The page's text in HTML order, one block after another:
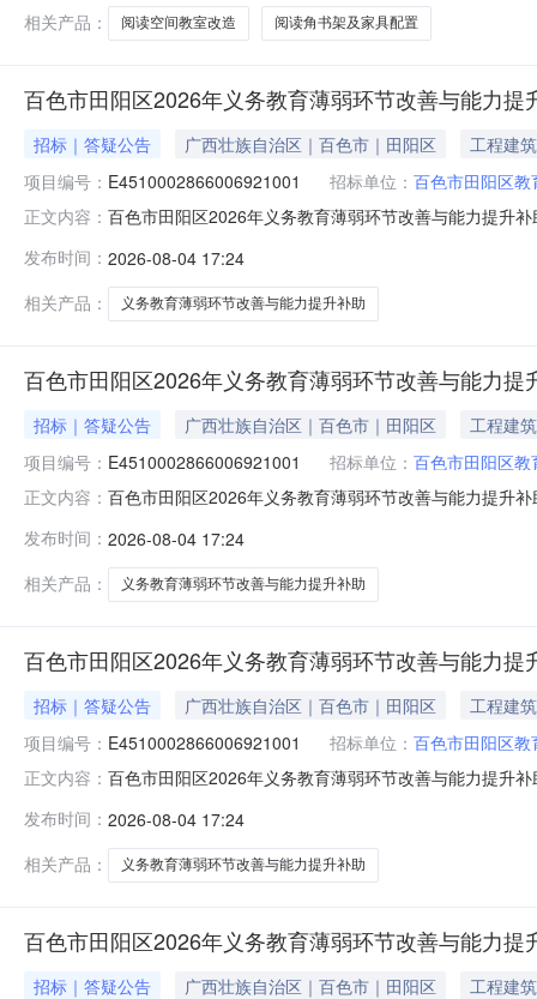
理执业证书
相关产品： 阅读空间教室改造 阅读角书架及家具配置
百色市田阳区2026年义务教育薄弱环节改善与能力
招标｜答疑公告 广西壮族自治区｜百色市｜田阳区
工程建筑
项目编号： E4510002866006921001 招标单位： 百色市田阳区教
正文内容： 百色市田阳区2026年义务教育薄弱环节改善与能力提升
能力提升补助中央资金项目二、项目编号：
楼百色市公共
发布时间： 2026-08-04 17:24
相关产品：
义务教育薄弱环节改善与能力提升补助
百色市田阳区2026年义务教育薄弱环节改善与能力
招标｜答疑公告 广西壮族自治区｜百色市｜田阳区
工程建筑
项目编号： E4510002866006921001 招标单位： 百色市田阳区教
正文内容： 百色市田阳区2026年义务教育薄弱环节改善与能力提升
能力提升补助中央资金项目二、项目编号：
楼百色市公共
发布时间： 2026-08-04 17:24
相关产品：
义务教育薄弱环节改善与能力提升补助
百色市田阳区2026年义务教育薄弱环节改善与能力
招标｜答疑公告 广西壮族自治区｜百色市｜田阳区
工程建筑
项目编号： E4510002866006921001 招标单位： 百色市田阳区教
正文内容： 百色市田阳区2026年义务教育薄弱环节改善与能力提升
能力提升补助中央资金项目二、项目编号：
楼百色市公共
发布时间： 2026-08-04 17:24
相关产品：
义务教育薄弱环节改善与能力提升补助
百色市田阳区2026年义务教育薄弱环节改善与能力
招标｜答疑公告 广西壮族自治区｜百色市｜田阳区
工程建筑